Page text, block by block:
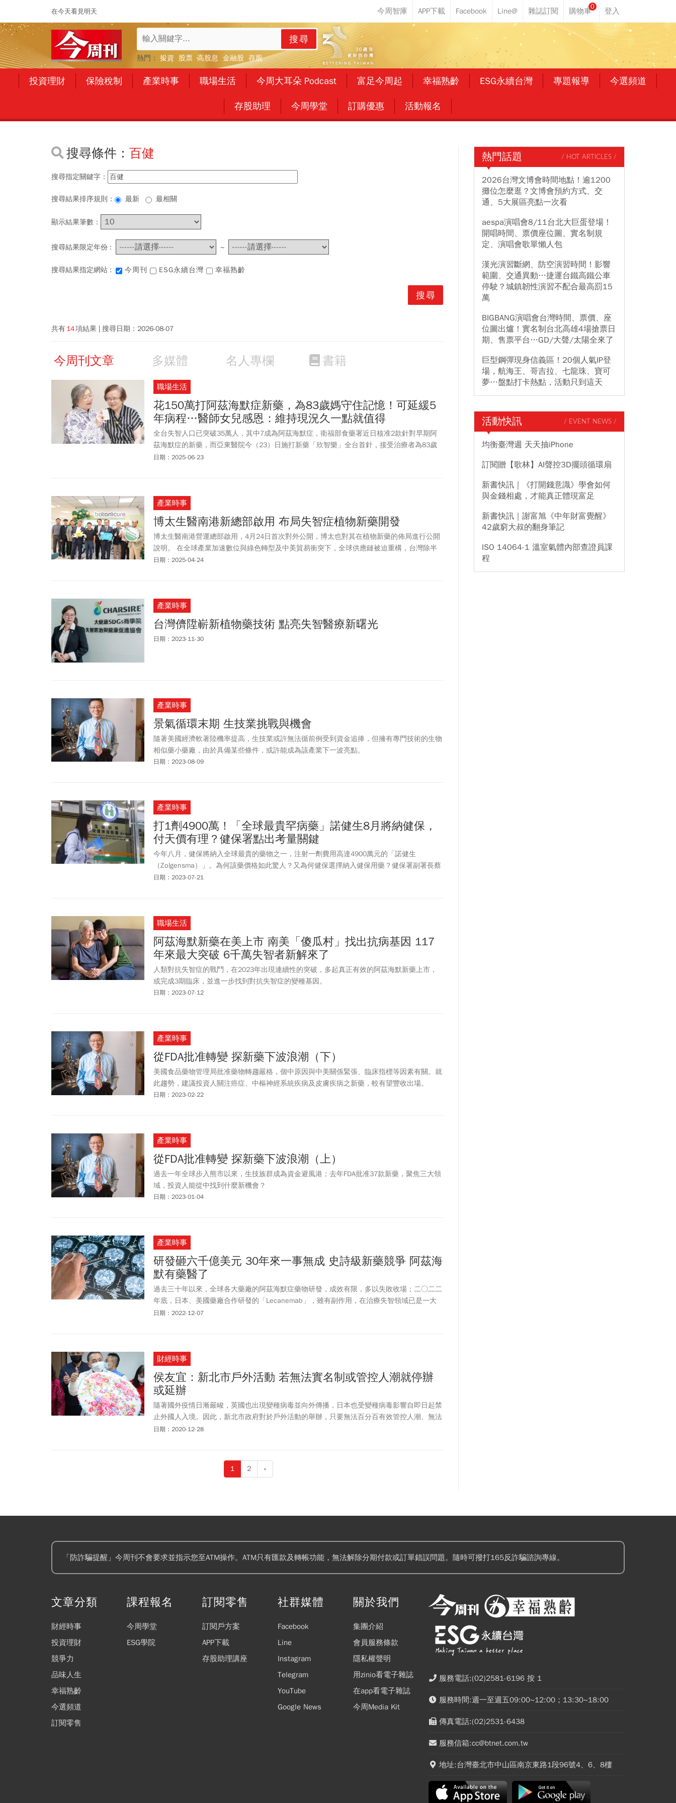
在今天看見明天
0
搜尋
熱門： 投資 股票 高股息 金融股 存股
投資理財 保險稅制 產業時事 職場生活 今周大耳朵 Podcast 富足今周起 幸福熟齡 ESG永續台灣 專題報導 今選頻道
存股助理 今周學堂 訂購優惠 活動報名
搜尋條件： 百健
搜尋指定關鍵字：
搜尋結果排序規則： 最新 最相關
顯示結果筆數：
搜尋結果限定年份 : ~
搜尋結果指定網站 : 今周刊 ESG永續台灣 幸福熟齡
共有14項結果 搜尋日期： 2026-08-07
今周刊文章 多媒體 名人專欄 書籍
職場生活
花150萬打阿茲海默症新藥，為83歲媽守住記憶！可延緩5
年病程…醫師女兒感恩：維持現況久一點就值得
全台失智人口已突破35萬人，其中7成為阿茲海默症，衛福部食藥署近日核准2款針對早期阿
茲海默症的新藥，而亞東醫院今（23）日施打新藥「欣智樂」全台首針，接受治療者為83歲
國畫老師麥張愛華。儘管新藥費用高達150萬元，且僅可「延緩病程」非「根治」，但同樣任
日期：2025-06-23
產業時事
博太生醫南港新總部啟用 布局失智症植物新藥開發
博太生醫南港營運總部啟用，4月24日首次對外公開，博太也對其在植物新藥的佈局進行公開
說明。 在全球產業加速數位與綠色轉型及中美貿易衝突下，全球供應鏈被迫重構，台灣除半
導體產業外，亦需拓展具軟實力的創新動能。生技醫療產業被視為未來關鍵戰略產業，台灣有
日期：2025-04-24
產業時事
台灣儕陞嶄新植物藥技術 點亮失智醫療新曙光
日期：2023-11-30
產業時事
景氣循環末期 生技業挑戰與機會
隨著美國經濟軟著陸機率提高，生技業或許無法循前例受到資金追捧，但擁有專門技術的生物
相似藥小藥廠，由於具備某些條件，或許能成為該產業下一波亮點。
日期：2023-08-09
產業時事
打1劑4900萬！「全球最貴罕病藥」諾健生8月將納健保，
付天價有理？健保署點出考量關鍵
今年八月，健保將納入全球最貴的藥物之一，注射一劑費用高達4900萬元的「諾健生
（Zolgensma）」。為何該藥價格如此驚人？又為何健保選擇納入健保用藥？健保署副署長蔡
淑鈴點出關鍵，因為該藥物的適應症「脊髓性肌肉萎縮症（SMA）」，是全球嬰幼兒致死率最
日期：2023-07-21
職場生活
阿茲海默新藥在美上市 南美「傻瓜村」找出抗病基因 117
年來最大突破 6千萬失智者新解來了
人類對抗失智症的戰鬥，在2023年出現連續性的突破，多起真正有效的阿茲海默新藥上市，
或完成3期臨床，並進一步找到對抗失智症的變種基因。
日期：2023-07-12
產業時事
從FDA批准轉變 探新藥下波浪潮（下）
美國食品藥物管理局批准藥物轉趨嚴格，個中原因與中美關係緊張、臨床指標等因素有關。就
此趨勢，建議投資人關注癌症、中樞神經系統疾病及皮膚疾病之新藥，較有望豐收出場。
日期：2023-02-22
產業時事
從FDA批准轉變 探新藥下波浪潮（上）
過去一年全球步入熊市以來，生技族群成為資金避風港；去年FDA批准37款新藥，聚焦三大領
域，投資人能從中找到什麼新機會？
日期：2023-01-04
產業時事
研發砸六千億美元 30年來一事無成 史詩級新藥競爭 阿茲海
默有藥醫了
過去三十年以來，全球各大藥廠的阿茲海默症藥物研發，成效有限，多以失敗收場；二○二二
年底，日本、美國藥廠合作研發的「Lecanemab」，雖有副作用，在治療失智領域已是一大
突破。
日期：2022-12-07
財經時事
侯友宜：新北市戶外活動 若無法實名制或管控人潮就停辦
或延辦
隨著國外疫情日漸嚴峻，英國也出現變種病毒並向外傳播，日本也受變種病毒影響自即日起禁
止外國人入境。因此，新北市政府對於戶外活動的舉辦，只要無法百分百有效管控人潮、無法
做到實聯制就將取消或延後辦理。
日期：2020-12-28
1 2 »
熱門話題 / HOT ARTICLES /
2026台灣文博會時間地點！逾1200
攤位怎麼逛？文博會預約方式、交
通、5大展區亮點一次看
aespa演唱會8/11台北大巨蛋登場！
開唱時間、票價座位圖、實名制規
定、演唱會歌單懶人包
漢光演習斷網、防空演習時間！影響
範圍、交通異動…捷運台鐵高鐵公車
停駛？城鎮韌性演習不配合最高罰15
萬
BIGBANG演唱會台灣時間、票價、座
位圖出爐！實名制台北高雄4場搶票日
期、售票平台…GD/大聲/太陽全來了
巨型鋼彈現身信義區！20個人氣IP登
場，航海王、哥吉拉、七龍珠、寶可
夢…盤點打卡熱點，活動只到這天
活動快訊 / EVENT NEWS /
均衡臺灣週 天天抽iPhone
訂閱贈【歌林】AI聲控3D擺頭循環扇
新書快訊｜《打開錢意識》學會如何
與金錢相處，才能真正體現富足
新書快訊｜謝富旭《中年財富覺醒》
42歲窮大叔的翻身筆記
ISO 14064-1 溫室氣體內部查證員課
程
「防詐騙提醒」今周刊不會要求並指示您至ATM操作。ATM只有匯款及轉帳功能，無法解除分期付款或訂單錯誤問題。隨時可撥打165反詐騙諮詢專線。
文章分類
財經時事
投資理財
競爭力
品味人生
幸福熟齡
今選頻道
訂閱零售
課程報名
今周學堂
ESG學院
訂閱零售
訂閱戶方案
APP下載
存股助理講座
社群媒體
Facebook
Line
Instagram
Telegram
YouTube
Google News
關於我們
集團介紹
會員服務條款
隱私權聲明
用zinio看電子雜誌
在app看電子雜誌
今周Media Kit
服務電話:(02)2581-6196 按 1
服務時間:週一至週五09:00~12:00；13:30~18:00
傳真電話:(02)2531-6438
服務信箱:cc@btnet.com.tw
地址:台灣臺北市中山區南京東路1段96號4、6、8樓